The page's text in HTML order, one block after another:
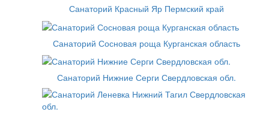
Санаторий Красный Яр Пермский край
Санаторий Сосновая роща Курганская область
Санаторий Нижние Серги Свердловская обл.